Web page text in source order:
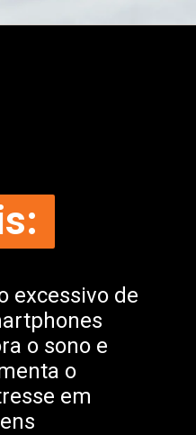
excessivo de
o sono e
o
em